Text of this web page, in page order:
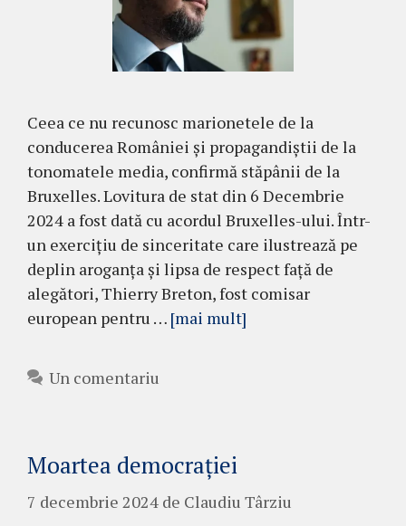
Ceea ce nu recunosc marionetele de la
conducerea României și propagandiștii de la
tonomatele media, confirmă stăpânii de la
Bruxelles. Lovitura de stat din 6 Decembrie
2024 a fost dată cu acordul Bruxelles-ului. Într-
un exercițiu de sinceritate care ilustrează pe
deplin aroganța și lipsa de respect față de
alegători, Thierry Breton, fost comisar
european pentru … [mai mult]
Un comentariu
Moartea democrației
7 decembrie 2024 de Claudiu Târziu